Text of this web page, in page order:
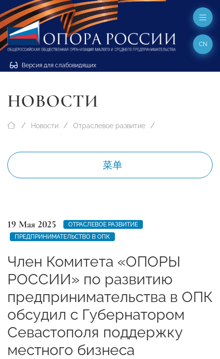
Версия для слабовидящих
CN
НОВОСТИ
Новости Отраслевое развитие
菜单
19 Мая 2025
ОТРАСЛЕВОЕ РАЗВИТИЕ
ПРЕДПРИНИМАТЕЛЬСТВО В ОПК
Член Комитета «ОПОРЫ
РОССИИ» по развитию
предпринимательства в ОПК
обсудил с Губернатором
Севастополя поддержку
местного бизнеса